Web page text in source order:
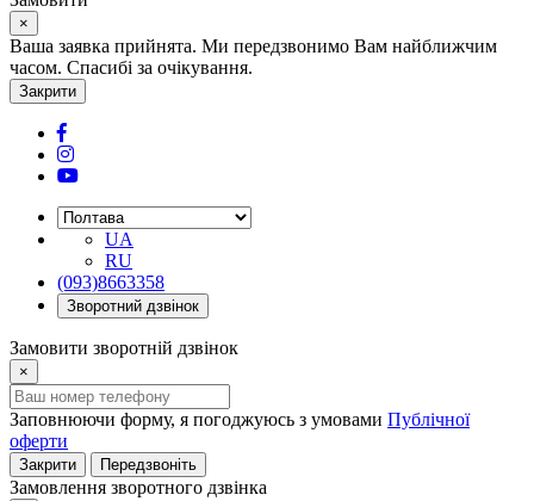
×
Ваша заявка прийнята. Ми передзвонимо Вам найближчим
часом. Спасибі за очікування.
Закрити
UA
RU
(093)8663358
Зворотний дзвінок
Замовити зворотній дзвінок
×
Заповнюючи форму, я погоджуюсь з умовами Публічної
оферти
Закрити Передзвоніть
Замовлення зворотного дзвінка